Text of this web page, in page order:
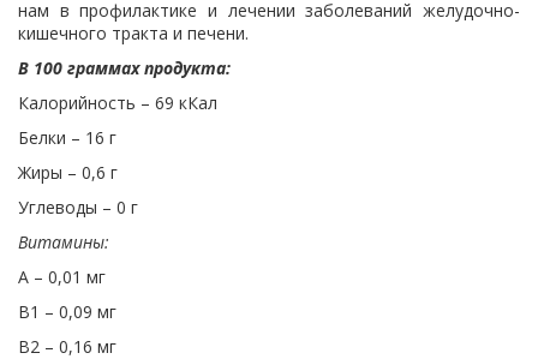
нам в профилактике и лечении заболеваний желудочно-
кишечного тракта и печени.
В 100 граммах продукта:
Калорийность – 69 кКал
Белки – 16 г
Жиры – 0,6 г
Углеводы – 0 г
Витамины:
А – 0,01 мг
В1 – 0,09 мг
В2 – 0,16 мг